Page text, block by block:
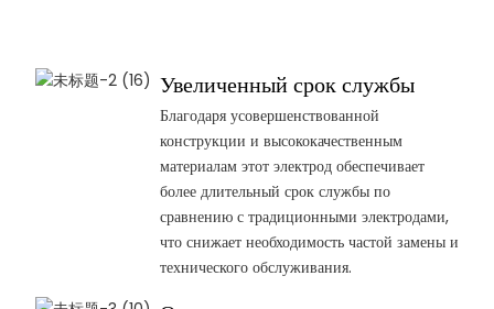
Увеличенный срок службы
Благодаря усовершенствованной
конструкции и высококачественным
материалам этот электрод обеспечивает
более длительный срок службы по
сравнению с традиционными электродами,
что снижает необходимость частой замены и
технического обслуживания.